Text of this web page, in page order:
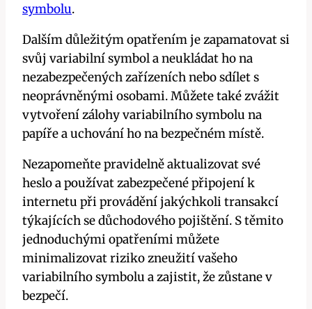
symbolu.
Dalším důležitým opatřením je zapamatovat si
svůj variabilní symbol a neukládat ho na
nezabezpečených zařízeních nebo sdílet s
neoprávněnými osobami. Můžete také zvážit
vytvoření zálohy variabilního symbolu na
papíře a uchování ho na bezpečném místě.
Nezapomeňte pravidelně aktualizovat své
heslo a používat zabezpečené připojení k
internetu při provádění jakýchkoli transakcí
týkajících se důchodového pojištění. S těmito
jednoduchými opatřeními můžete
minimalizovat riziko zneužití vašeho
variabilního symbolu a zajistit, že zůstane v
bezpečí.